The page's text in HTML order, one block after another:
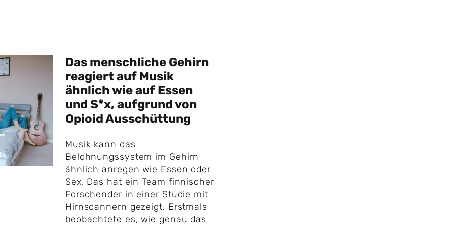
Das menschliche Gehirn
reagiert auf Musik
ähnlich wie auf Essen
und S*x, aufgrund von
Opioid Ausschüttung
Musik kann das
Belohnungssystem im Gehirn
ähnlich anregen wie Essen oder
Sex. Das hat ein Team finnischer
Forschender in einer Studie mit
Hirnscannern gezeigt. Erstmals
beobachtete es, wie genau das